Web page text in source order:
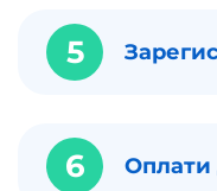
5
6 Оплати